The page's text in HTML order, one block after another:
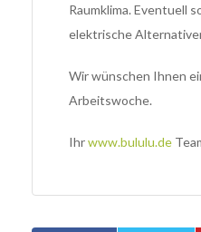
Raumklima. Eventuell
elektrische
Wir wünschen Ihnen
Arbeitswoche.
Ihrwww.bululu.de